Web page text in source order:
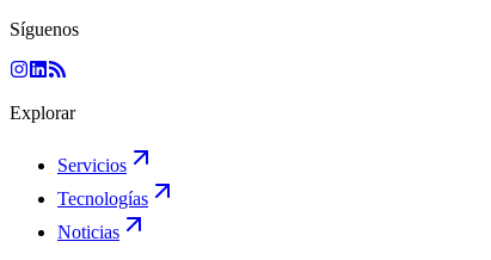
Síguenos
Explorar
Servicios
Tecnologías
Noticias